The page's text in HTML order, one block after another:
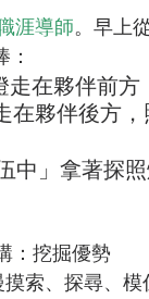
涯導師。早上
在夥伴前方
夥伴後方，
中」拿著探
：挖掘優勢
索、探尋、模